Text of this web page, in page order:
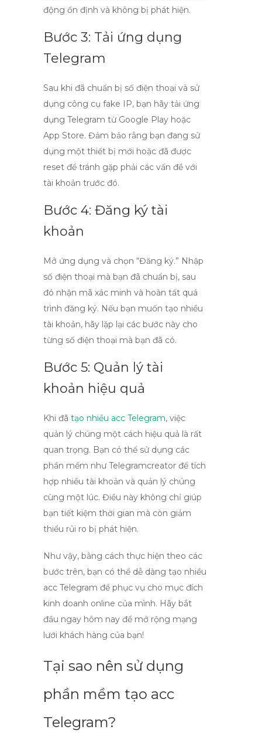
động ổn định và không bị phát hiện.
Bước 3: Tải ứng dụng
Telegram
Sau khi đã chuẩn bị số điện thoại và sử
dụng công cụ fake IP, bạn hãy tải ứng
dụng Telegram từ Google Play hoặc
App Store. Đảm bảo rằng bạn đang sử
dụng một thiết bị mới hoặc đã được
reset để tránh gặp phải các vấn đề với
tài khoản trước đó.
Bước 4: Đăng ký tài
khoản
Mở ứng dụng và chọn “Đăng ký.” Nhập
số điện thoại mà bạn đã chuẩn bị, sau
đó nhận mã xác minh và hoàn tất quá
trình đăng ký. Nếu bạn muốn tạo nhiều
tài khoản, hãy lặp lại các bước này cho
từng số điện thoại mà bạn đã có.
Bước 5: Quản lý tài
khoản hiệu quả
Khi đã tạo nhiều acc Telegram, việc
quản lý chúng một cách hiệu quả là rất
quan trọng. Bạn có thể sử dụng các
phần mềm nhưTelegramcreator để tích
hợp nhiều tài khoản và quản lý chúng
cùng một lúc. Điều này không chỉ giúp
bạn tiết kiệm thời gian mà còn giảm
thiểu rủi ro bị phát hiện.
Như vậy, bằng cách thực hiện theo các
bước trên, bạn có thể dễ dàng tạo nhiều
acc Telegram để phục vụ cho mục đích
kinh doanh online của mình. Hãy bắt
đầu ngay hôm nay để mở rộng mạng
lưới khách hàng của bạn!
Tại sao nên sử dụng
phần mềm tạo acc
Telegram?